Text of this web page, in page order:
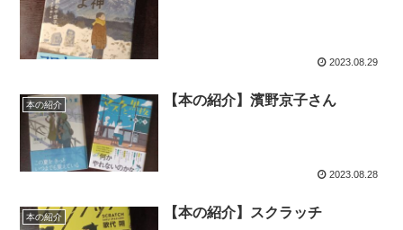
2023.08.29
本の紹介 【本の紹介】濱野京子さん
2023.08.28
本の紹介 【本の紹介】スクラッチ